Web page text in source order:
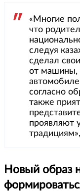
«Многие
что
следуя
сделал
от машины,
согласно
также
проявляют
Новый образ